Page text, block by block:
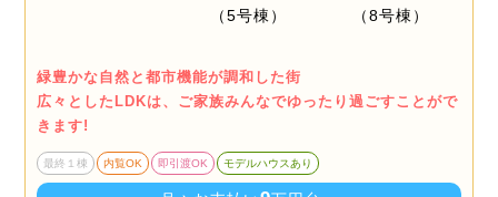
緑豊かな自然と都市機能が調和した街
広々としたLDKは、ご家族みんなでゆったり過ごすことがで
きます!
最終１棟 内覧OK 即引渡OK モデルハウスあり